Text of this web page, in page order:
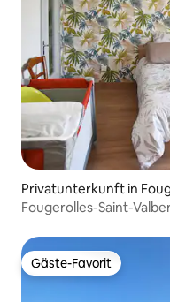
Privatunterkunft in
Fougerolles-Saint-
Gäste-Favorit
Gäste-Favorit